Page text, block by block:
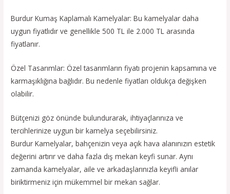
Burdur Kumaş Kaplamalı Kamelyalar: Bu kamelyalar daha
uygun fiyatlıdır ve genellikle 500 TL ile 2.000 TL arasında
fiyatlanır.
Özel Tasarımlar: Özel tasarımların fiyatı projenin kapsamına ve
karmaşıklığına bağlıdır. Bu nedenle fiyatları oldukça değişken
olabilir.
Bütçenizi göz önünde bulundurarak, ihtiyaçlarınıza ve
tercihlerinize uygun bir kamelya seçebilirsiniz.
Burdur Kamelyalar, bahçenizin veya açık hava alanınızın estetik
değerini artırır ve daha fazla dış mekan keyfi sunar. Aynı
zamanda kamelyalar, aile ve arkadaşlarınızla keyifli anılar
biriktirmeniz için mükemmel bir mekan sağlar.